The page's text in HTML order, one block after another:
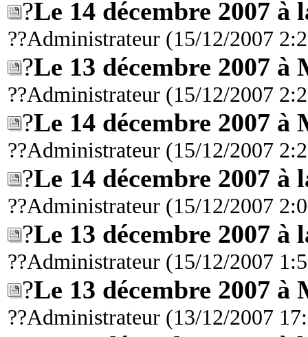
?Le 14 décembre 2007 à
??Administrateur (15/12/2007
?Le 13 décembre 2007 à
??Administrateur (15/12/2007
?Le 14 décembre 2007 à
??Administrateur (15/12/2007
?Le 14 décembre 2007 à
??Administrateur (15/12/2007
?Le 13 décembre 2007 à
??Administrateur (15/12/2007
?Le 13 décembre 2007 à
??Administrateur (13/12/2007